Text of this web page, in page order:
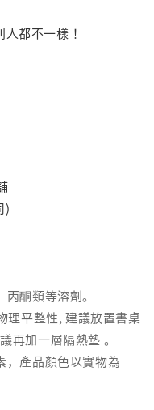
都不一樣！
)
酮類等溶劑。
理平整性, 建議放置書桌
再加一層隔熱墊 。
，產品顏色以實物為